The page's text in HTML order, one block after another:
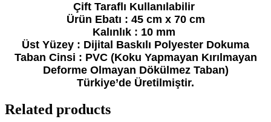
Çift Taraflı Kullanılabilir
Ürün Ebatı : 45 cm x 70 cm
Kalınlık : 10 mm
Üst Yüzey : Dijital Baskılı Polyester Dokuma
Taban Cinsi : PVC (Koku Yapmayan Kırılmayan
Deforme Olmayan Dökülmez Taban)
Türkiye’de Üretilmiştir.
Related products